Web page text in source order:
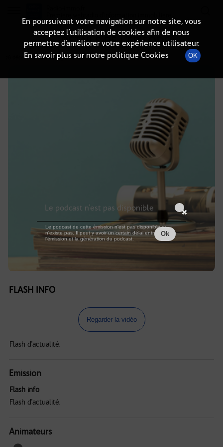
DÉTAILS DE L'ÉPISODE
28 décembre 2024à 8h59, durée : Invalid date
FLASH INFO
Regarder la vidéo
Flash d'actualité.
Emission
Flash info
Flash d'actualité.
Animateurs
En poursuivant votre navigation sur notre site, vous
acceptez l’utilisation de cookies afin de nous
permettre d’améliorer votre expérience utilisateur.
En savoir plus sur notre politique Cookies
OK
Le podcast n'est pas disponible
Le podcast de cette émission n'est pas disponible ou
n'existe pas. Il peut y avoir un certain délai entre la fin de
l'émission et la génération du podcast.
Ok